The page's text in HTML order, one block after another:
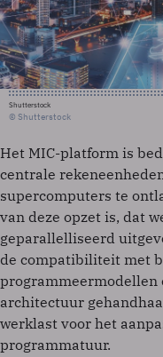
Shutterstock
© Shutterstock
Het MIC-platform is
centrale
supercomputers te
van deze opzet is, dat
geparallelliseerd
de compatibiliteit met
programmeermodellen
architectuur
werklast voor het
programmatuur.